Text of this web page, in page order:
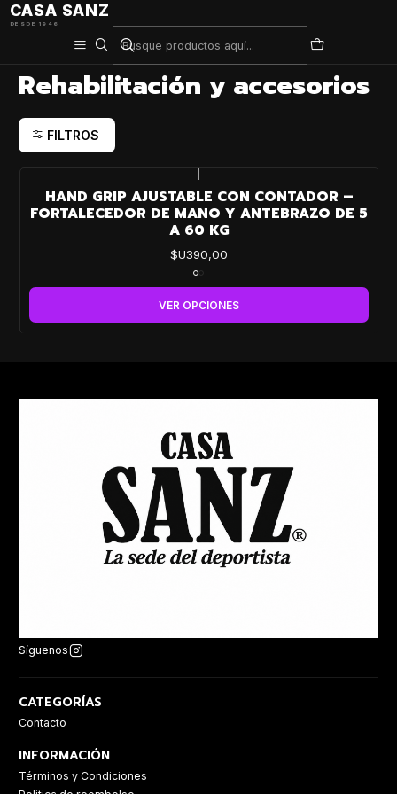
CASA SANZ
DESDE 1946
Inicio Ortopedia Rehabilitación y accesorios
Rehabilitación y accesorios
FILTROS
HAND GRIP AJUSTABLE CON CONTADOR –
FORTALECEDOR DE MANO Y ANTEBRAZO DE 5
A 60 KG
$U390,00
VER OPCIONES
Síguenos
CATEGORÍAS
Contacto
INFORMACIÓN
Términos y Condiciones